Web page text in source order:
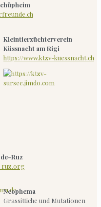
Kleintierzüchterverein
Küssnacht am Rigi
https://www.ktzv-kuessnacht.ch
Ruz
ruz.org
Neophema
Grassittiche und Mutationen